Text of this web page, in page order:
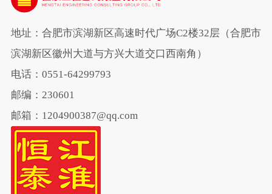
地址：合肥市滨湖新区高速时代广场C2楼32层（合肥市
滨湖新区徽州大道与方兴大道交口西南角）
电话：0551-64299793
邮编：230601
邮箱：1204900387@qq.com